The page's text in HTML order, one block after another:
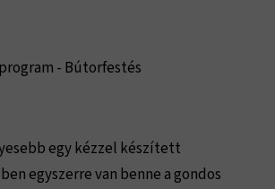
- Bútorfestés
egy kézzel készített
egyszerre van benne a gondos